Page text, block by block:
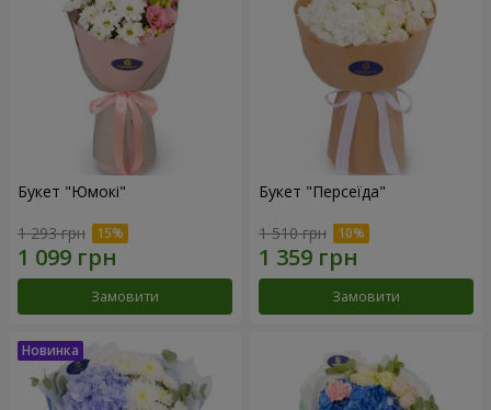
Букет "Юмокі"
1 293 грн
Замовити
Букет "Персеїда"
1 510 грн
Замовити